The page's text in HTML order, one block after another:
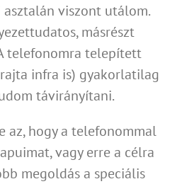
viszont utálom.
másrészt
telefonomra telepített
infra is) gyakorlatilag
távirányítani.
az, hogy a telefonommal
vagy erre a célra
megoldás a speciális